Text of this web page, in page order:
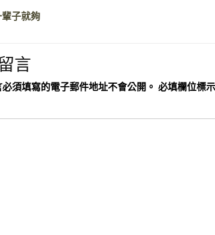
子就夠
言
須填寫的電子郵件地址不會公開。 必填欄位標